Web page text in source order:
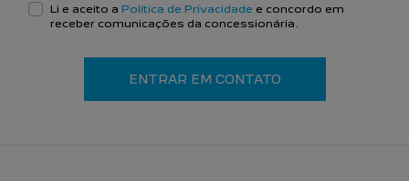
Li e aceito a Política de Privacidade e concordo em
receber comunicações da concessionária.
ENTRAR EM CONTATO